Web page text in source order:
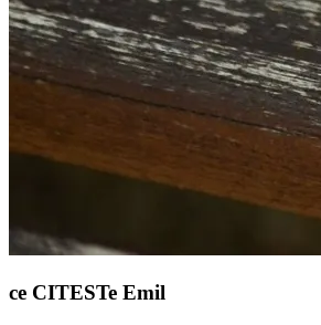
ce CITESTe Emil